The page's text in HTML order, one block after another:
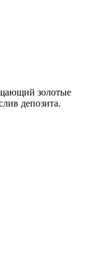
золотые
депозита.